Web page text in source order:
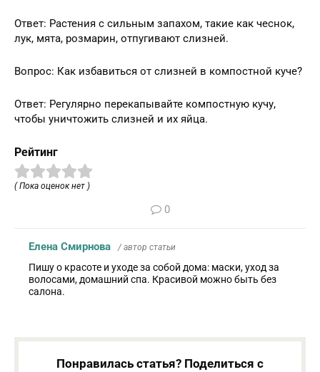
Ответ: Растения с сильным запахом, такие как чеснок,
лук, мята, розмарин, отпугивают слизней.
Вопрос: Как избавиться от слизней в компостной куче?
Ответ: Регулярно перекапывайте компостную кучу,
чтобы уничтожить слизней и их яйца.
Рейтинг
( Пока оценок нет )
0
Елена Смирнова / автор статьи
Пишу о красоте и уходе за собой дома: маски, уход за
волосами, домашний спа. Красивой можно быть без
салона.
Понравилась статья? Поделиться с